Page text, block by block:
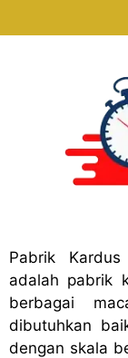
Pabrik Kardus
adalah pabrik
berbagai
dibutuhkan
dengan skala